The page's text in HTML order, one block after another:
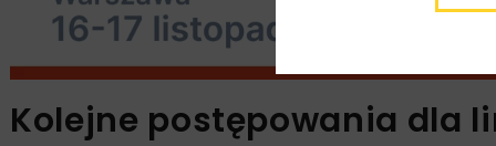
Kolejne postępowania dla